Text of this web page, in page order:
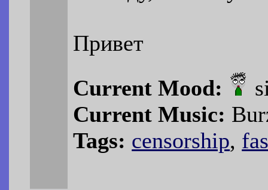
Привет
Current Mood:
Current Music:
Tags: censorship,